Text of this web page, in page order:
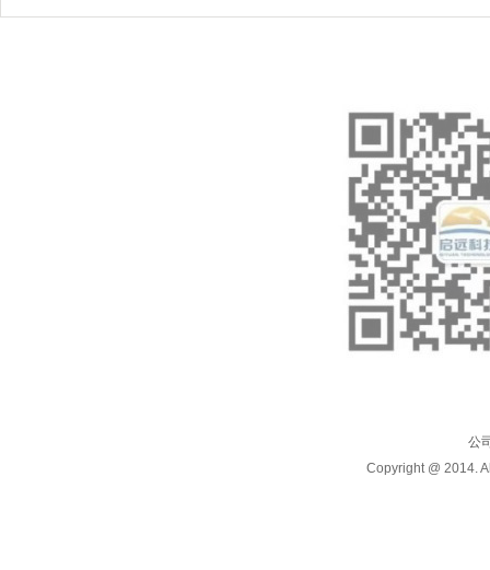
公
Copyright @ 2014.